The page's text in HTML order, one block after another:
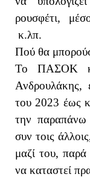
ρουσφέτι,
κ.λπ.
Πού θα
Το ΠΑΣΟΚ
Ανδρουλάκης,
του 2023 έως
την παραπάνω
συν τοις
μαζί του,
να καταστεί